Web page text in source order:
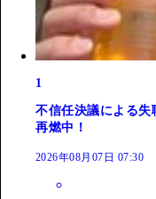
1
不信任決議による
再燃中！
2026年08月07日 07:30